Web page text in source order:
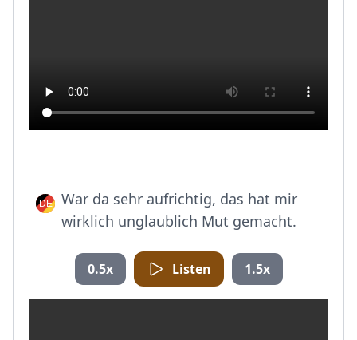
War da sehr aufrichtig, das hat mir
wirklich unglaublich Mut gemacht.
0.5x Listen 1.5x